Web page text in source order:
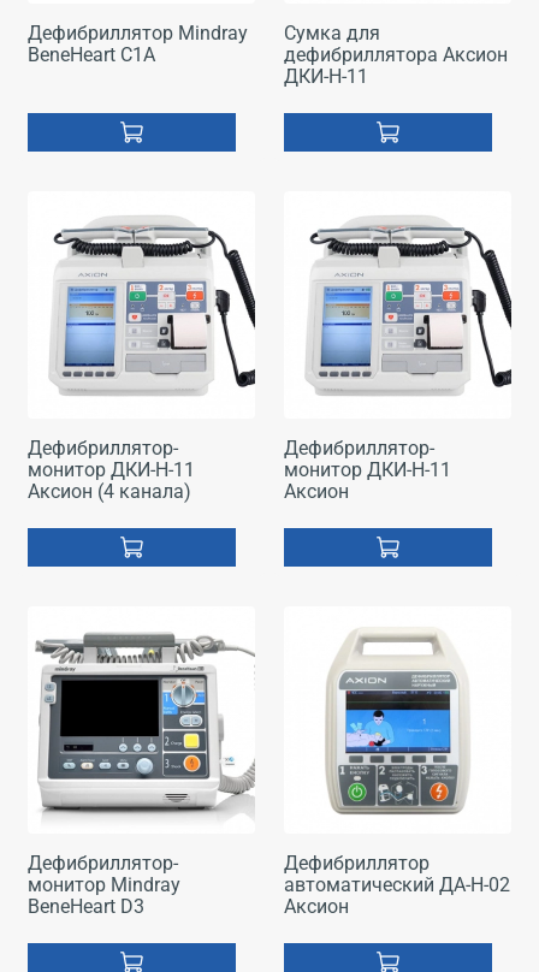
Дефибриллятор Mindray
BeneHeart C1A
Сумка для
дефибриллятора Аксион
ДКИ-Н-11
Дефибриллятор-
монитор ДКИ-Н-11
Аксион (4 канала)
Дефибриллятор-
монитор ДКИ-Н-11
Аксион
Дефибриллятор-
монитор Mindray
BeneHeart D3
Дефибриллятор
автоматический ДА-Н-02
Аксион